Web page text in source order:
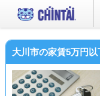
大川市の家賃5万円